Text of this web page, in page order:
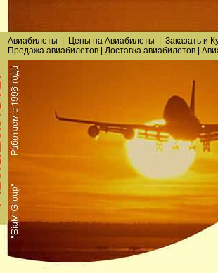
Авиабилеты Цены на Авиабилеты Заказатьи
Продажа авиабилетов| Доставка авиабилетов|